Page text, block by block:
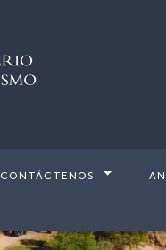
CONTÁCTENOS